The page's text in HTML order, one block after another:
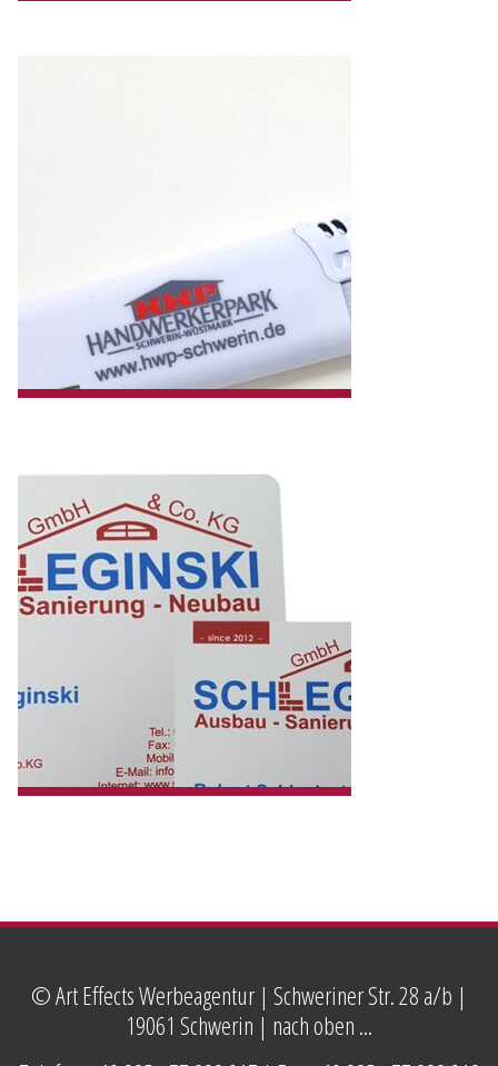
© Art Effects Werbeagentur | Schweriner Str. 28 a/b |
19061 Schwerin | nach oben ...